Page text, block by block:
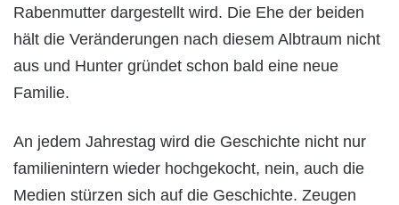
Rabenmutter dargestellt wird. Die Ehe der beiden
hält die Veränderungen nach diesem Albtraum nicht
aus und Hunter gründet schon bald eine neue
Familie.
An jedem Jahrestag wird die Geschichte nicht nur
familienintern wieder hochgekocht, nein, auch die
Medien stürzen sich auf die Geschichte. Zeugen